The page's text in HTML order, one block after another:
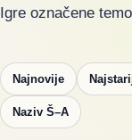
Igre označene
Najnovije
Naziv Š–A